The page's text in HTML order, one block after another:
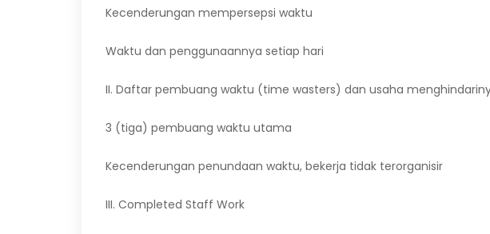
Kecenderungan mempersepsi waktu
Waktu dan penggunaannya setiap hari
II. Daftar pembuang waktu (time wasters) dan usaha
3 (tiga) pembuang waktu utama
Kecenderungan penundaan waktu, bekerja tidak terorganisir
III. Completed Staff Work